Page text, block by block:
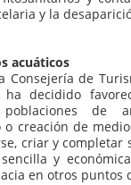
y la
acuáticos
Consejería de
ha decidido
de
creación de
criar y completar
y
en otros puntos